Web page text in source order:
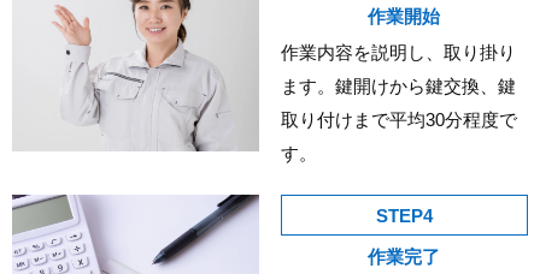
作業開始
作業内容を説明し、取り掛り
ます。鍵開けから鍵交換、鍵
取り付けまで平均30分程度で
す。
STEP4
作業完了